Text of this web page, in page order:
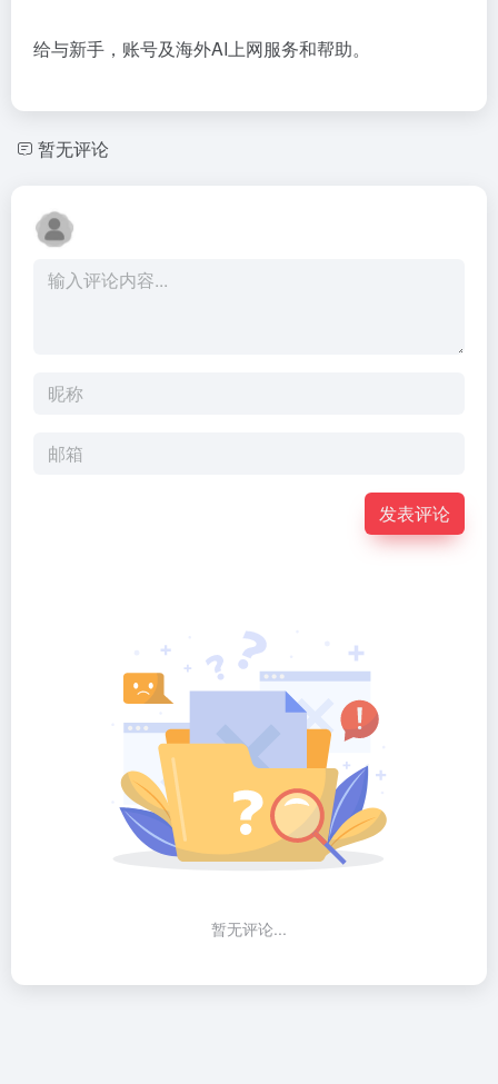
给与新手，账号及海外AI上网服务和帮助。
暂无评论
发表评论
暂无评论...